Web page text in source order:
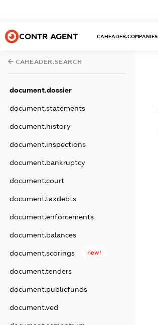
CONTR AGENT CAHEADER.COMPANIES
CAHEADER.SEARCH
document.dossier
document.statements
document.history
document.inspections
document.bankruptcy
document.court
document.taxdebts
document.enforcements
document.balances
document.scorings new!
document.tenders
document.publicfunds
document.ved